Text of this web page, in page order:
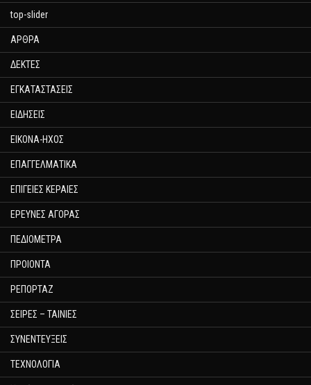
top-slider
ΑΡΘΡΑ
ΔΕΚΤΕΣ
ΕΓΚΑΤΑΣΤΑΣΕΙΣ
ΕΙΔΗΣΕΙΣ
ΕΙΚΟΝΑ-ΗΧΟΣ
ΕΠΑΓΓΕΛΜΑΤΙΚΑ
ΕΠΙΓΕΙΕΣ ΚΕΡΑΙΕΣ
ΕΡΕΥΝΕΣ ΑΓΟΡΑΣ
ΠΕΔΙΟΜΕΤΡΑ
ΠΡΟΙΟΝΤΑ
ΡΕΠΟΡΤΑΖ
ΣΕΙΡΕΣ – ΤΑΙΝΙΕΣ
ΣΥΝΕΝΤΕΥΞΕΙΣ
ΤΕΧΝΟΛΟΓΙΑ